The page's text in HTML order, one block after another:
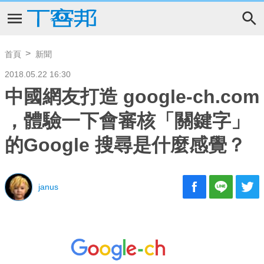
首頁 新聞
2018.05.22 16:30
中國網友打造 google-ch.com
，體驗一下會審核「關鍵字」
的Google 搜尋是什麼感覺？
janus